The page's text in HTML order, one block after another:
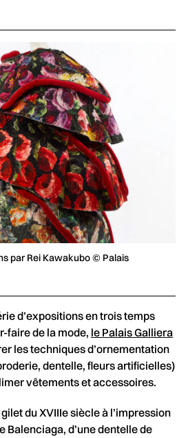
par Rei Kawakubo © Palais
d’expositions en trois temps
faire de la mode, le Palais Galliera
les techniques d’ornementation
dentelle, fleurs artificielles)
vêtements et accessoires.
du XVIIIe siècle à l’impression
Balenciaga, d’une dentelle de